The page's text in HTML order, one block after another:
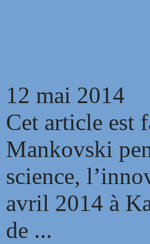
12 mai 2014
Cet article est
Mankovski
science,
avril 2014 à
de ...